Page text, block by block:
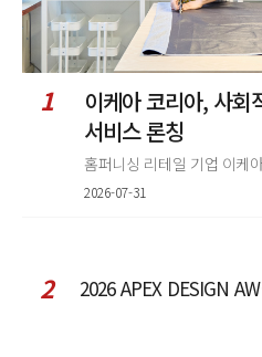
1
이케아 코리아, 사회
서비스 론칭
2026-07-31
2